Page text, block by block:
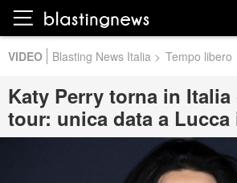
VIDEO Blasting News Italia > Tempo libero
Katy Perry torna in
tour: unica data a